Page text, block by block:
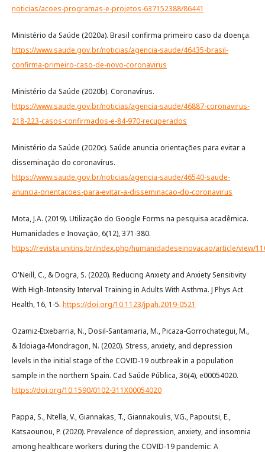
noticias/acoes-programas-e-projetos-637152388/86441
Ministério da Saúde (2020a). Brasil confirma primeiro caso da doença.
https://www.saude.gov.br/noticias/agencia-saude/46435-brasil-
confirma-primeiro-caso-de-novo-coronavirus
Ministério da Saúde (2020b). Coronavírus.
https://www.saude.gov.br/noticias/agencia-saude/46887-coronavirus-
218-223-casos-confirmados-e-84-970-recuperados
Ministério da Saúde (2020c). Saúde anuncia orientações para evitar a
disseminação do coronavírus.
https://www.saude.gov.br/noticias/agencia-saude/46540-saude-
anuncia-orientacoes-para-evitar-a-disseminacao-do-coronavirus
Mota, J.A. (2019). Utilização do Google Forms na pesquisa acadêmica.
Humanidades e Inovação, 6(12), 371-380.
https://revista.unitins.br/index.php/humanidadeseinovacao/article/view/
O'Neill, C., & Dogra, S. (2020). Reducing Anxiety and Anxiety Sensitivity
With High-Intensity Interval Training in Adults With Asthma. J Phys Act
Health, 16, 1-5. https://doi.org/10.1123/jpah.2019-0521
Ozamiz-Etxebarria, N., Dosil-Santamaria, M., Picaza-Gorrochategui, M.,
& Idoiaga-Mondragon, N. (2020). Stress, anxiety, and depression
levels in the initial stage of the COVID-19 outbreak in a population
sample in the northern Spain. Cad Saúde Pública, 36(4), e00054020.
https://doi.org/10.1590/0102-311X00054020
Pappa, S., Ntella, V., Giannakas, T., Giannakoulis, V.G., Papoutsi, E.,
Katsaounou, P. (2020). Prevalence of depression, anxiety, and insomnia
among healthcare workers during the COVID-19 pandemic: A